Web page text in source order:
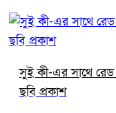
সুই কী-এর সাথে রেড
ছবি প্রকাশ